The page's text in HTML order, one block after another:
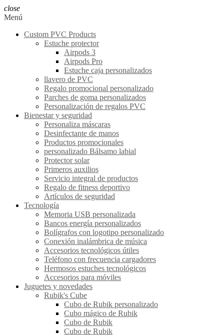
close
Menú
Custom PVC Products
Estuche protector
Airpods 3
Airpods Pro
Estuche caja personalizados
llavero de PVC
Regalo promocional personalizado
Parches de goma personalizados
Personalización de regalos PVC
Bienestar y seguridad
Personaliza máscaras
Desinfectante de manos
Productos promocionales
personalizado Bálsamo labial
Protector solar
Primeros auxilios
Servicio integral de productos
Regalo de fitness deportivo
Artículos de seguridad
Tecnología
Memoria USB personalizada
Bancos energía personalizados
Bolígrafos con logotipo personalizado
Conexión inalámbrica de música
Accesorios tecnológicos útiles
Teléfono con frecuencia cargadores
Hermosos estuches tecnológicos
Accesorios para móviles
Juguetes y novedades
Rubik's Cube
Cubo de Rubik personalizado
Cubo mágico de Rubik
Cubo de Rubik
Cubo de Rubik